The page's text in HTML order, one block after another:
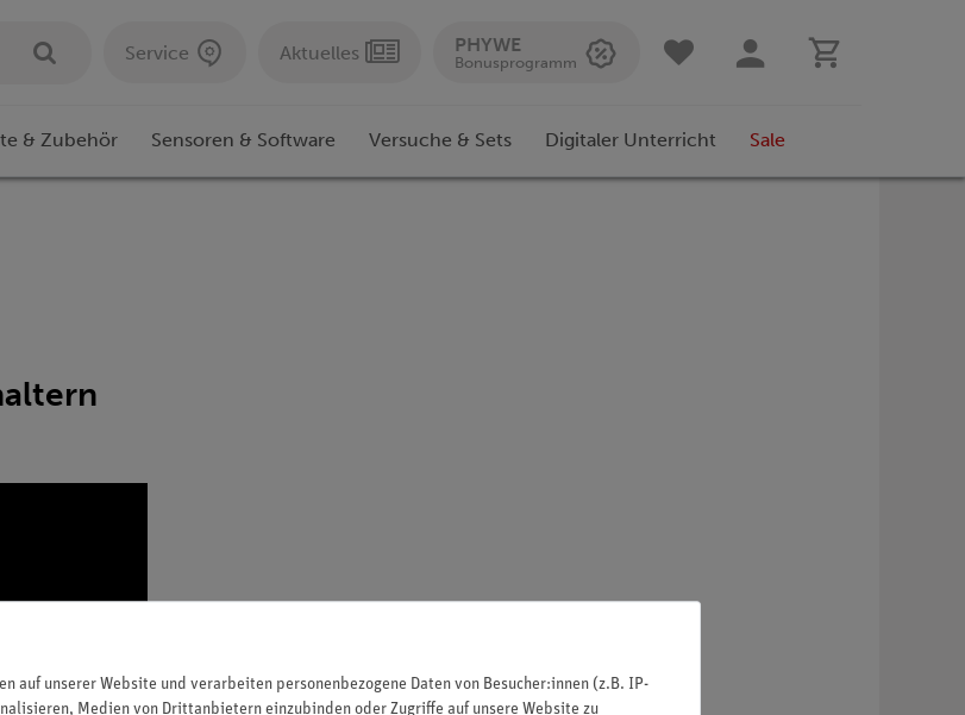
Service Aktuelles PHYWE
Bonusprogramm
& Zubehör Sensoren & Software Versuche & Sets Digitaler Unterricht Sale
auf unserer Website und verarbeiten personenbezogene Daten von Besucher:innen (z.B. IP-
Medien von Drittanbietern einzubinden oder Zugriffe auf unsere Website zu